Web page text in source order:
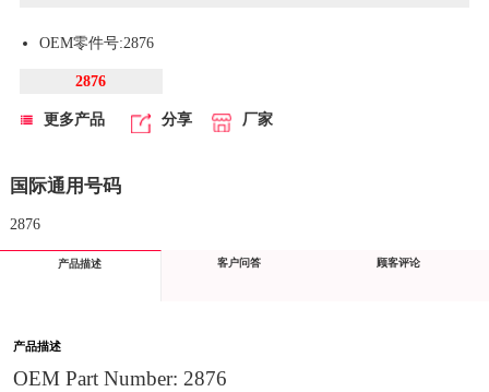
OEM零件号:2876
2876
更多产品 分享 厂家
国际通用号码
2876
产品描述 客户问答 顾客评论
产品描述
OEM Part Number: 2876